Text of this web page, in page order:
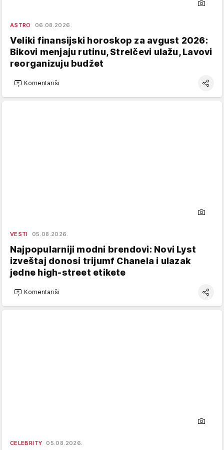
ASTRO 06.08.2026.
Veliki finansijski horoskop za avgust 2026:
Bikovi menjaju rutinu, Strelčevi ulažu, Lavovi
reorganizuju budžet
Komentariši
VESTI 05.08.2026.
Najpopularniji modni brendovi: Novi Lyst
izveštaj donosi trijumf Chanela i ulazak
jedne high-street etikete
Komentariši
CELEBRITY 05.08.2026.